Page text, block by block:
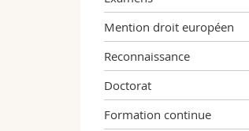
Mention droit européen
Reconnaissance
Doctorat
Formation continue